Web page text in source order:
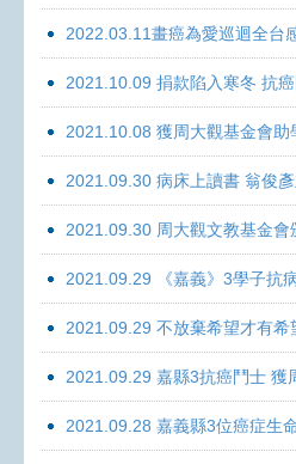
2022.03.11畫癌為愛巡迴全
2021.10.09 捐款陷入寒冬 抗
2021.10.08 獲周大觀基金會
2021.09.30 病床上讀書 翁俊
2021.09.30 周大觀文教基金
2021.09.29 《嘉義》3學子抗
2021.09.29 不放棄希望才有
2021.09.29 嘉縣3抗癌鬥士 獲
2021.09.28 嘉義縣3位癌症生